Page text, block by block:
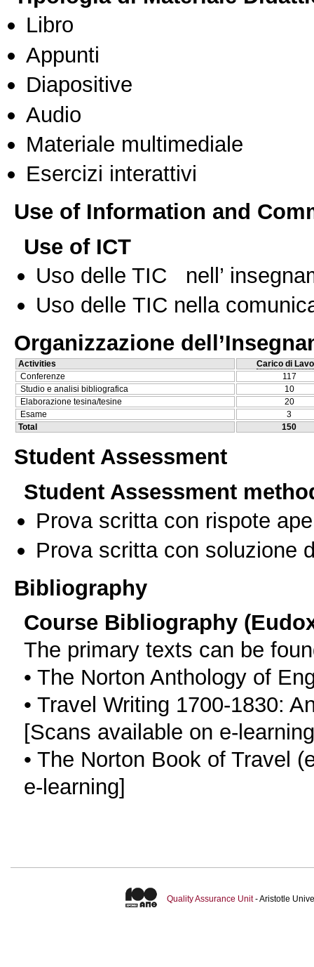
Libro
Appunti
Diapositive
Audio
Materiale multimediale
Esercizi interattivi
Use of Information and
Use of ICT
Uso delle TIC nell’
Uso delle TIC nella
Organizzazione
Activities
Carico di
Conferenze
117
Studio e analisi bibliografica
10
Elaborazione tesina/tesine
20
Esame
3
Total
150
Student Assessment
Student Assessment
Prova scritta con rispote
Prova scritta con soluzione
Bibliography
Course Bibliography
The primary texts can be
• The Norton Anthology of
• Travel Writing 1700-1830:
[Scans available on e-
• The Norton Book of Travel
e-learning]
Quality Assurance Unit- Aristotle